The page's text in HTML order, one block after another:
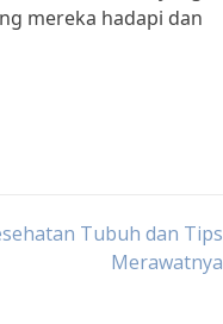
mereka hadapi dan
Tubuh dan Tips
Merawatnya